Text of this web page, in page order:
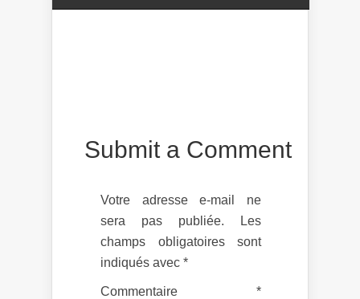
Submit a Comment
Votre adresse e-mail ne
sera pas publiée.
Les
champs obligatoires sont
indiqués avec *
Commentaire *